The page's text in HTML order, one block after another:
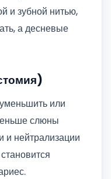
и зубной нитью,
а десневые
или
слюны
и нейтрализации